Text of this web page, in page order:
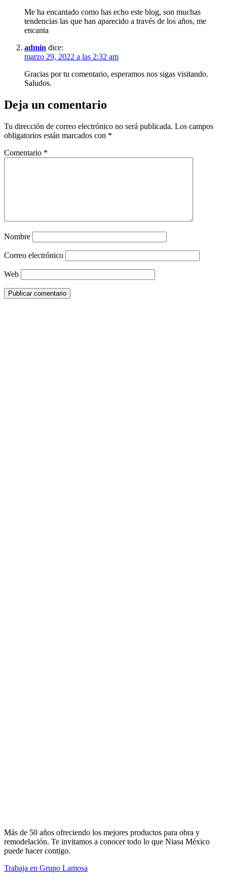
Me ha encantado como has echo este blog, son muchas
tendencias las que han aparecido a través de los años, me
encanta
admin dice:
marzo 29, 2022 a las 2:32 am
Gracias por tu comentario, esperamos nos sigas visitando.
Saludos.
Deja un comentario
Tu dirección de correo electrónico no será publicada. Los campos
obligatorios están marcados con *
Comentario *
Nombre
Correo electrónico
Web
Más de 50 años ofreciendo los mejores productos para obra y
remodelación. Te invitamos a conocer todo lo que Niasa México
puede hacer contigo.
Trabaja en Grupo Lamosa